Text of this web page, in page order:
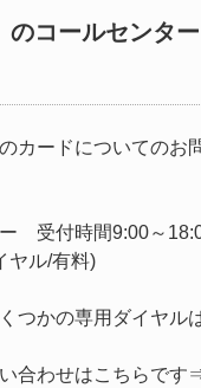
のコールセンタ
カードについてのお
ー 受付時間9:00～
ル/有料)
つかの専用ダイヤル
合わせはこちらです